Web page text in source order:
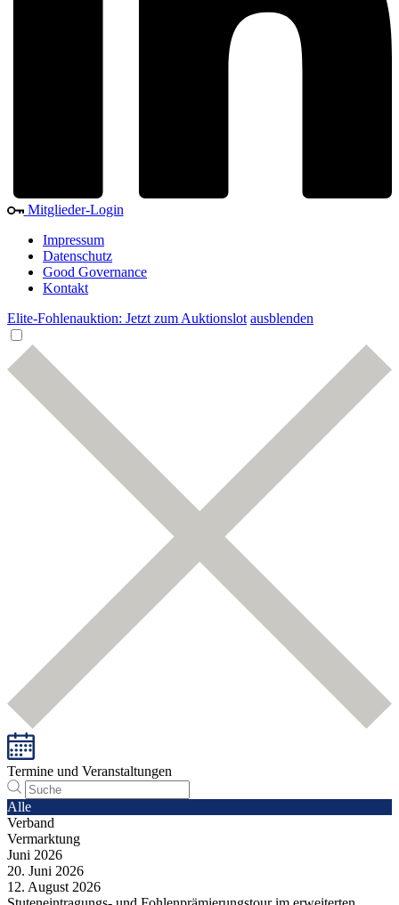
Mitglieder-Login
Impressum
Datenschutz
Good Governance
Kontakt
Elite-Fohlenauktion: Jetzt zum Auktionslot ausblenden
Termine und Veranstaltungen
Alle
Verband
Vermarktung
Juni 2026
20. Juni 2026
12. August 2026